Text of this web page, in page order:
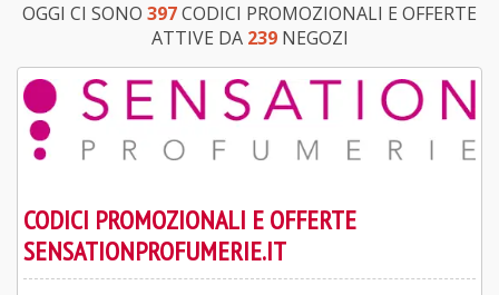
OGGI CI SONO 397CODICI PROMOZIONALI E OFFERTE
ATTIVE DA 239NEGOZI
CODICI PROMOZIONALI E OFFERTE
SENSATIONPROFUMERIE.IT